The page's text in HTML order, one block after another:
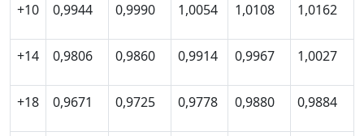
+10 0,9944 0,9990 1,0054 1,0108 1,0162
+14 0,9806 0,9860 0,9914 0,9967 1,0027
+18 0,9671 0,9725 0,9778 0,9880 0,9884